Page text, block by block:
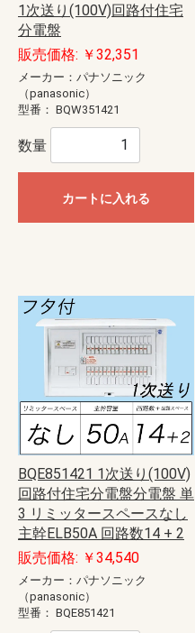
1次送り(100V)回路付住宅
分電盤
販売価格: ￥32,351
メーカー：パナソニック
（panasonic）
型番： BQW351421
数量
カートに入れる
BQE851421 1次送り(100V)
回路付住宅分電盤分電盤 単
3 リミッタースペースなし
主幹ELB50A 回路数14 + 2
販売価格: ￥34,540
メーカー：パナソニック
（panasonic）
型番： BQE851421